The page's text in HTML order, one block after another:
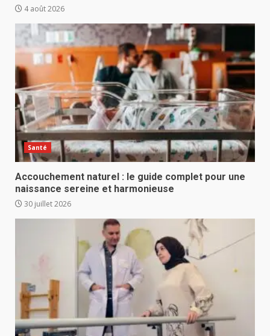
4 août 2026
Santé
Accouchement naturel : le guide complet pour une
naissance sereine et harmonieuse
30 juillet 2026